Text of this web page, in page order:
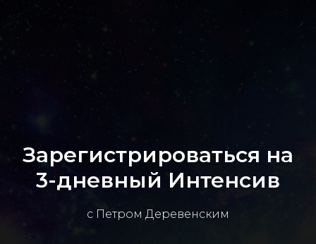
Зарегистрироваться на
3-дневный Интенсив
с Петром Деревенским